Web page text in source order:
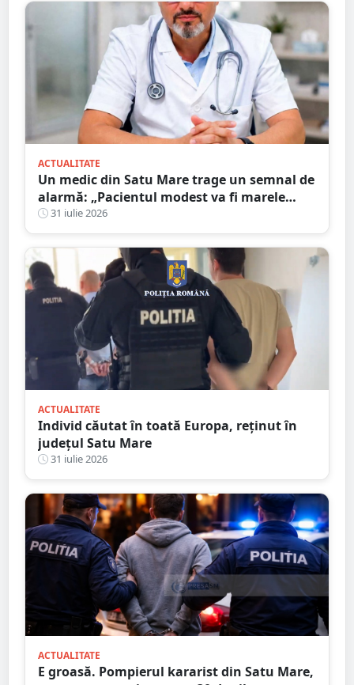
ACTUALITATE
Un medic din Satu Mare trage un semnal de
alarmă: „Pacientul modest va fi marele
perdant”
31 iulie 2026
ACTUALITATE
Individ căutat în toată Europa, reținut în
județul Satu Mare
31 iulie 2026
ACTUALITATE
E groasă. Pompierul kararist din Satu Mare,